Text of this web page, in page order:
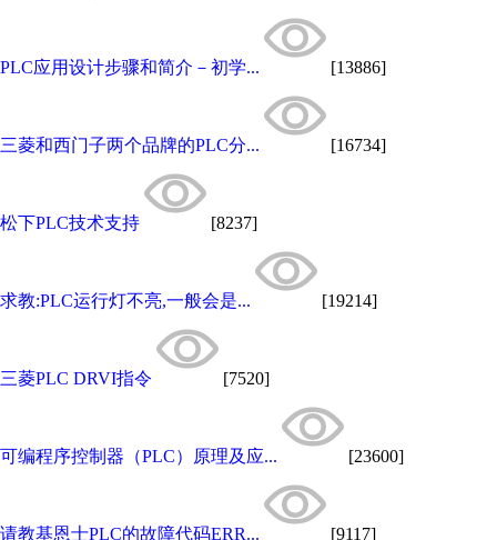
PLC应用设计步骤和简介－初学... [13886]
三菱和西门子两个品牌的PLC分... [16734]
松下PLC技术支持 [8237]
求教:PLC运行灯不亮,一般会是... [19214]
三菱PLC DRVI指令 [7520]
可编程序控制器（PLC）原理及应... [23600]
请教基恩士PLC的故障代码ERR... [9117]